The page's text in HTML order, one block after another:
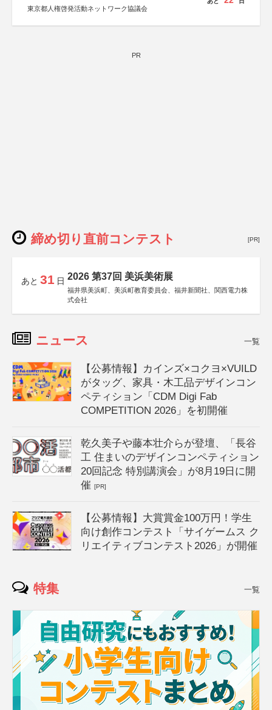
東京都人権啓発活動ネットワーク協議会
PR
締め切り直前コンテスト [PR]
あと 31 日 2026 第37回 美浜美術展
福井県美浜町、美浜町教育委員会、福井新聞社、関西電力株
式会社
ニュース 一覧
【公募情報】カインズ×コクヨ×VUILD
がタッグ、家具・木工品デザインコン
ペティション「CDM Digi Fab
COMPETITION 2026」を初開催
乾久美子や藤本壮介らが登壇、「長谷
工 住まいのデザインコンペティション
20回記念 特別講演会」が8月19日に開
催[PR]
【公募情報】大賞賞金100万円！学生
向け創作コンテスト「サイゲームス ク
リエイティブコンテスト2026」が開催
特集 一覧